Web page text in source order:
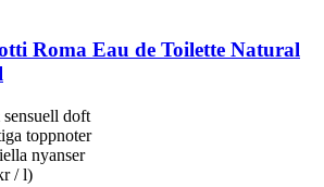
Roma Eau de Toilette Natural
doft
toppnoter
nyanser
/ l)